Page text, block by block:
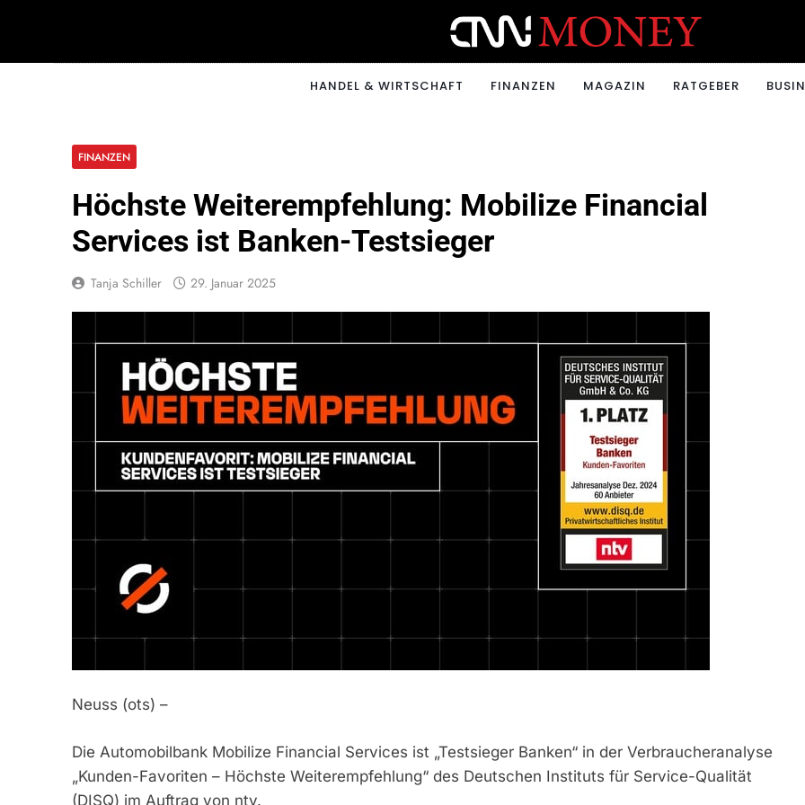
CNNMONEY.CH
HANDEL & WIRTSCHAFT FINANZEN MAGAZIN RATGEBER
FINANZEN
Höchste Weiterempfehlung: Mobilize Financial
Services ist Banken-Testsieger
Tanja Schiller 29. Januar 2025
Neuss (ots) –
Die Automobilbank Mobilize Financial Services ist „Testsieger Banken“ in der Verbraucheranalyse
„Kunden-Favoriten – Höchste Weiterempfehlung“ des Deutschen Instituts für Service-Qualität
(DISQ) im Auftrag von ntv.